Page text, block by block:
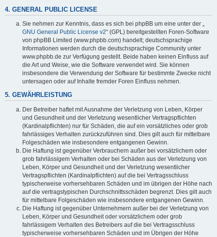
4. GENERAL PUBLIC LICENSE
Sie nehmen zur Kenntnis, dass es sich bei phpBB um eine unter der „
GNU General Public License v2“ (GPL) bereitgestellten Foren-Software
von phpBB Limited (www.phpbb.com) handelt; deutschsprachige
Informationen werden durch die deutschsprachige Community unter
www.phpbb.de zur Verfügung gestellt. Beide haben keinen Einfluss auf
die Art und Weise, wie die Software verwendet wird. Sie können
insbesondere die Verwendung der Software für bestimmte Zwecke nicht
untersagen oder auf Inhalte fremder Foren Einfluss nehmen.
5. GEWÄHRLEISTUNG
Der Betreiber haftet mit Ausnahme der Verletzung von Leben, Körper
und Gesundheit und der Verletzung wesentlicher Vertragspflichten
(Kardinalpflichten) nur für Schäden, die auf ein vorsätzliches oder grob
fahrlässiges Verhalten zurückzuführen sind. Dies gilt auch für mittelbare
Folgeschäden wie insbesondere entgangenen Gewinn.
Die Haftung ist gegenüber Verbrauchern außer bei vorsätzlichem oder
grob fahrlässigem Verhalten oder bei Schäden aus der Verletzung von
Leben, Körper und Gesundheit und der Verletzung wesentlicher
Vertragspflichten (Kardinalpflichten) auf die bei Vertragsschluss
typischerweise vorhersehbaren Schäden und im übrigen der Höhe nach
auf die vertragstypischen Durchschnittsschäden begrenzt. Dies gilt auch
für mittelbare Folgeschäden wie insbesondere entgangenen Gewinn.
Die Haftung ist gegenüber Unternehmern außer bei der Verletzung von
Leben, Körper und Gesundheit oder vorsätzlichem oder grob
fahrlässigem Verhalten des Betreibers auf die bei Vertragsschluss
typischerweise vorhersehbaren Schäden und im Übrigen der Höhe